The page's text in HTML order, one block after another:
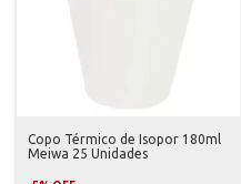
Copo Térmico de Isopor 180ml
Meiwa 25 Unidades